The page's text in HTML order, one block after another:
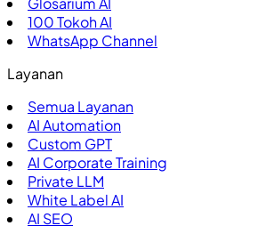
100Tokoh AI
WhatsApp Channel
Layanan
Semua Layanan
AI Automation
Custom GPT
AI Corporate Training
Private LLM
White Label AI
AI SEO